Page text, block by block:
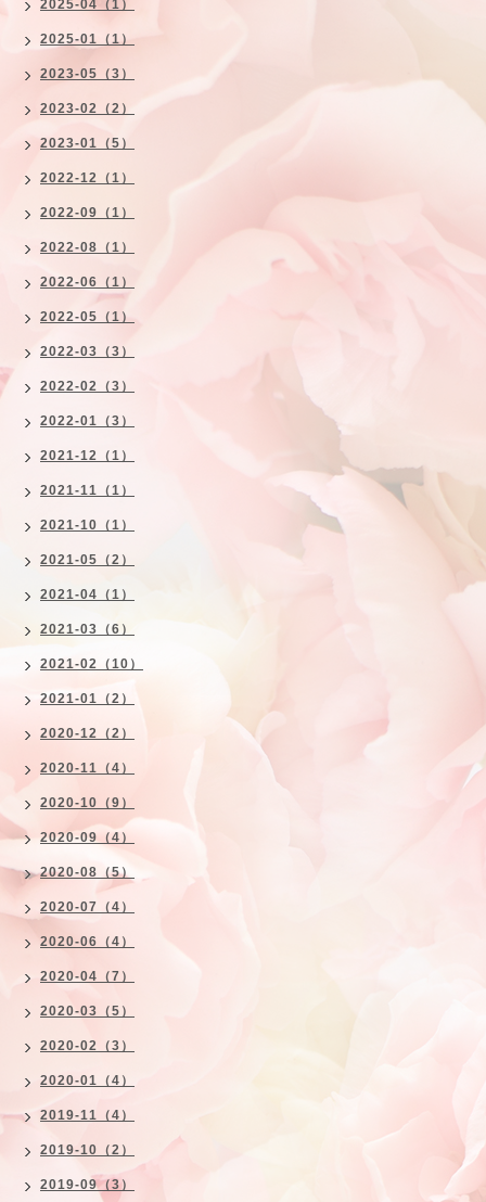
2025-04（1）
2025-01（1）
2023-05（3）
2023-02（2）
2023-01（5）
2022-12（1）
2022-09（1）
2022-08（1）
2022-06（1）
2022-05（1）
2022-03（3）
2022-02（3）
2022-01（3）
2021-12（1）
2021-11（1）
2021-10（1）
2021-05（2）
2021-04（1）
2021-03（6）
2021-02（10）
2021-01（2）
2020-12（2）
2020-11（4）
2020-10（9）
2020-09（4）
2020-08（5）
2020-07（4）
2020-06（4）
2020-04（7）
2020-03（5）
2020-02（3）
2020-01（4）
2019-11（4）
2019-10（2）
2019-09（3）